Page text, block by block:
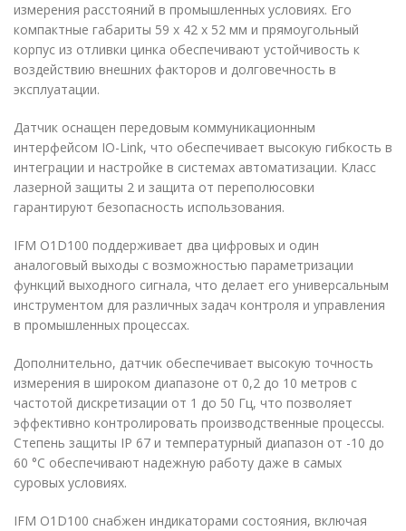
измерения расстояний в промышленных условиях. Его
компактные габариты 59 x 42 x 52 мм и прямоугольный
корпус из отливки цинка обеспечивают устойчивость к
воздействию внешних факторов и долговечность в
эксплуатации.
Датчик оснащен передовым коммуникационным
интерфейсом IO-Link, что обеспечивает высокую гибкость в
интеграции и настройке в системах автоматизации. Класс
лазерной защиты 2 и защита от переполюсовки
гарантируют безопасность использования.
IFM O1D100 поддерживает два цифровых и один
аналоговый выходы с возможностью параметризации
функций выходного сигнала, что делает его универсальным
инструментом для различных задач контроля и управления
в промышленных процессах.
Дополнительно, датчик обеспечивает высокую точность
измерения в широком диапазоне от 0,2 до 10 метров с
частотой дискретизации от 1 до 50 Гц, что позволяет
эффективно контролировать производственные процессы.
Степень защиты IP 67 и температурный диапазон от -10 до
60 °C обеспечивают надежную работу даже в самых
суровых условиях.
IFM O1D100 снабжен индикаторами состояния, включая